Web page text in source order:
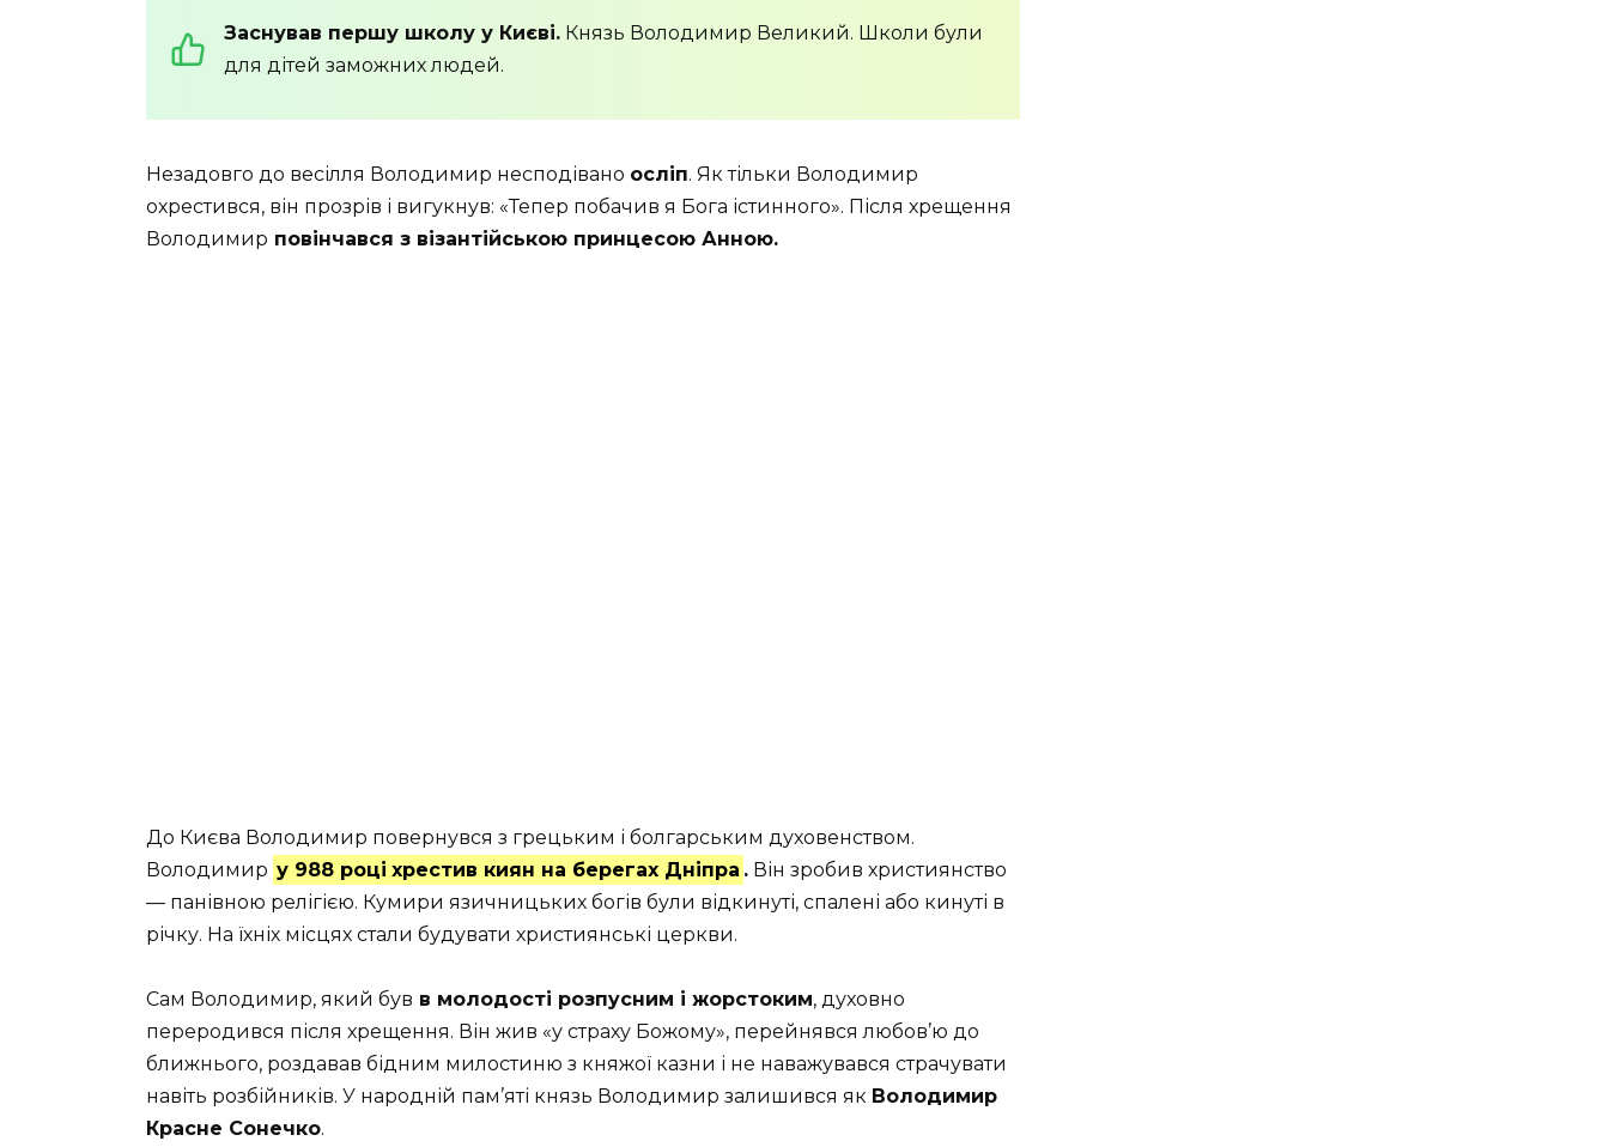
Заснував першу школу у Києві. Князь Володимир Великий. Школи були
для дітей заможних людей.
Незадовго до весілля Володимир несподівано осліп. Як тільки Володимир
охрестився, він прозрів і вигукнув: «Тепер побачив я Бога істинного». Після хрещення
Володимир повінчався з візантійською принцесою Анною.
До Києва Володимир повернувся з грецьким і болгарським духовенством.
Володимир у 988 році хрестив киян на берегах Дніпра . Він зробив християнство
— панівною релігією. Кумири язичницьких богів були відкинуті, спалені або кинуті в
річку. На їхніх місцях стали будувати християнські церкви.
Сам Володимир, який був в молодості рoзпycним і жорстоким, духовно
переродився після хрещення. Він жив «у страху Божому», перейнявся любов’ю до
ближнього, роздавав бідним милостиню з княжої казни і не наважувався страчувати
навіть розбійників. У народній пам’яті князь Володимир залишився як Володимир
Красне Сонечко.